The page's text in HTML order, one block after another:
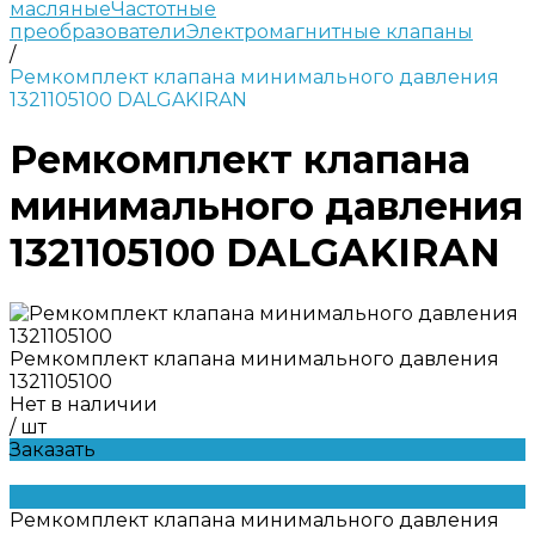
масляныеЧастотные
преобразователиЭлектромагнитные клапаны
/
Ремкомплект клапана минимального давления
1321105100 DALGAKIRAN
Ремкомплект клапана
минимального давления
1321105100 DALGAKIRAN
Ремкомплект клапана минимального давления
1321105100
Нет в наличии
/ шт
Заказать
Ремкомплект клапана минимального давления